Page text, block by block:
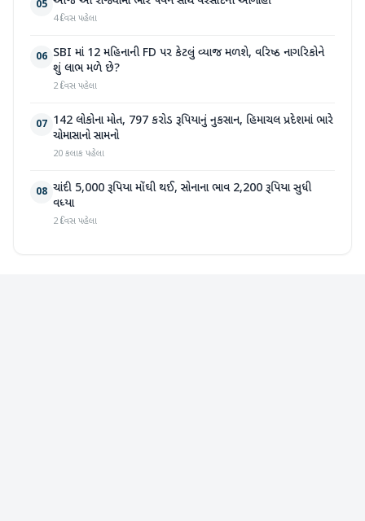
05
4 દિવસ પહેલા
06 SBI માં 12 મહિનાની FD પર કેટલું વ્યાજ મળશે, વરિષ્ઠ નાગરિકોને
શું લાભ મળે છે?
2 દિવસ પહેલા
07 142 લોકોના મોત, 797 કરોડ રૂપિયાનું નુકસાન, હિમાચલ પ્રદેશમાં ભારે
ચોમાસાનો સામનો
20 કલાક પહેલા
08 ચાંદી 5,000 રૂપિયા મોંઘી થઈ, સોનાના ભાવ 2,200 રૂપિયા સુધી
વધ્યા
2 દિવસ પહેલા